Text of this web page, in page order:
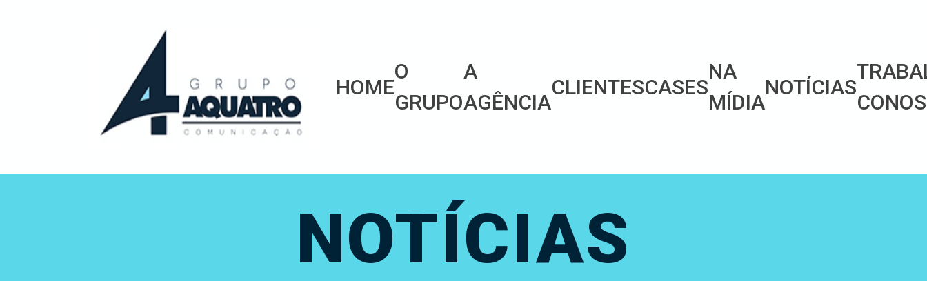
HOME
O
GRUPO
A
AGÊNCIA
CLIENTESCASES
NA
MÍDIA
NOTÍCIAS
NOTÍCIAS